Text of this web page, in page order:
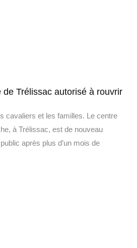
de Trélissac autorisé à rouvrir
cavaliers et les familles. Le centre
à Trélissac, est de nouveau
après plus d’un mois de